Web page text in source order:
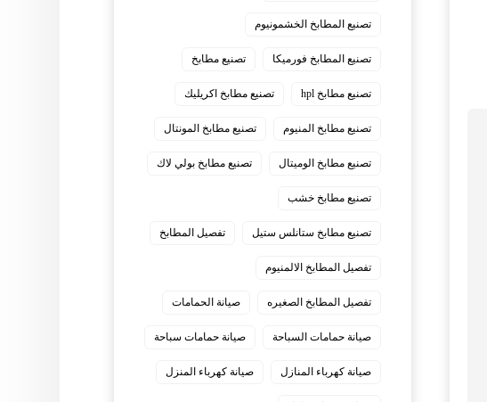
تصنيع المطابخ الخشمونيوم
تصنيع المطابخ فورميكا تصنيع مطابخ
تصنيع مطابخ hpl تصنيع مطابخ اكريليك
تصنيع مطابخ المنيوم تصنيع مطابخ المونتال
تصنيع مطابخ الوميتال تصنيع مطابخ بولي لاك
تصنيع مطابخ خشب
تصنيع مطابخ ستانلس ستيل تفصيل المطابخ
تفصيل المطابخ الالمنيوم
تفصيل المطابخ الصغيره صيانة الحمامات
صيانة حمامات السباحة صيانة حمامات سباحة
صيانة كهرباء المنازل صيانة كهرباء المنزل